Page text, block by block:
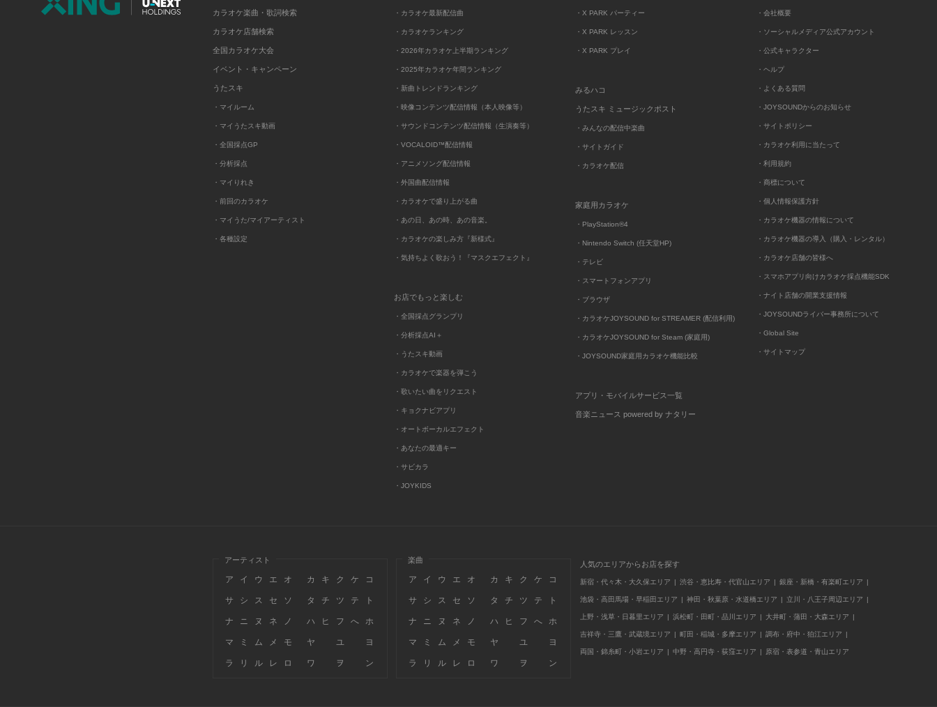
カラオケ楽曲・歌詞検索
カラオケ店舗検索
全国カラオケ大会
イベント・キャンペーン
うたスキ
・マイルーム
・マイうたスキ動画
・全国採点GP
・分析採点
・マイりれき
・前回のカラオケ
・マイうた/マイアーティスト
・各種設定
・カラオケ最新配信曲
・カラオケランキング
・2026年カラオケ上半期ランキング
・2025年カラオケ年間ランキング
・新曲トレンドランキング
・映像コンテンツ配信情報（本人映像等）
・サウンドコンテンツ配信情報（生演奏等）
・VOCALOID™配信情報
・アニメソング配信情報
・外国曲配信情報
・カラオケで盛り上がる曲
・あの日、あの時、あの音楽。
・カラオケの楽しみ方『新様式』
・気持ちよく歌おう！『マスクエフェクト』
お店でもっと楽しむ
・全国採点グランプリ
・分析採点AI＋
・うたスキ動画
・カラオケで楽器を弾こう
・歌いたい曲をリクエスト
・キョクナビアプリ
・オートボーカルエフェクト
・あなたの最適キー
・サビカラ
・JOYKIDS
・X PARK パーティー
・X PARK レッスン
・X PARK プレイ
みるハコ
うたスキ ミュージックポスト
・みんなの配信中楽曲
・サイトガイド
・カラオケ配信
家庭用カラオケ
・PlayStation®4
・Nintendo Switch (任天堂HP)
・テレビ
・スマートフォンアプリ
・ブラウザ
・カラオケJOYSOUND for STREAMER (配信利用)
・カラオケJOYSOUND for Steam (家庭用)
・JOYSOUND家庭用カラオケ機能比較
アプリ・モバイルサービス一覧
音楽ニュース powered by ナタリー
・会社概要
・ソーシャルメディア公式アカウント
・公式キャラクター
・ヘルプ
・よくある質問
・JOYSOUNDからのお知らせ
・サイトポリシー
・カラオケ利用に当たって
・利用規約
・商標について
・個人情報保護方針
・カラオケ機器の情報について
・カラオケ機器の導入（購入・レンタル）
・カラオケ店舗の皆様へ
・スマホアプリ向けカラオケ採点機能SDK
・ナイト店舗の開業支援情報
・JOYSOUNDライバー事務所について
・Global Site
・サイトマップ
アーティスト
ア イ ウ エ オ カ キ ク ケ コ
サ シ ス セ ソ タ チ ツ テ ト
ナ ニ ヌ ネ ノ ハ ヒ フ へ ホ
マ ミ ム メ モ ヤ ユ ヨ
ラ リ ル レ ロ ワ ヲ ン
楽曲
ア イ ウ エ オ カ キ ク ケ コ
サ シ ス セ ソ タ チ ツ テ ト
ナ ニ ヌ ネ ノ ハ ヒ フ へ ホ
マ ミ ム メ モ ヤ ユ ヨ
ラ リ ル レ ロ ワ ヲ ン
人気のエリアからお店を探す
新宿・代々木・大久保エリア 渋谷・恵比寿・代官山エリア 銀座・新橋・有楽町エリア
池袋・高田馬場・早稲田エリア 神田・秋葉原・水道橋エリア 立川・八王子周辺エリア
上野・浅草・日暮里エリア 浜松町・田町・品川エリア 大井町・蒲田・大森エリア
吉祥寺・三鷹・武蔵境エリア 町田・稲城・多摩エリア 調布・府中・狛江エリア
両国・錦糸町・小岩エリア 中野・高円寺・荻窪エリア 原宿・表参道・青山エリア